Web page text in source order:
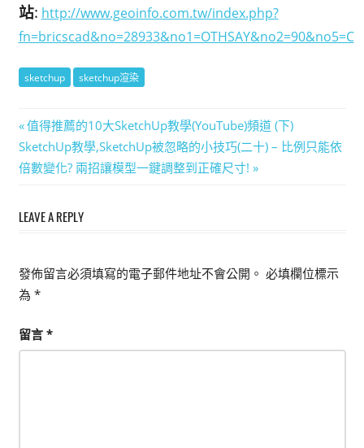
站: http://www.geoinfo.com.tw/index.php?
fn=bricscad&no=28933&no1=OTHSAY&no2=90&no5=C
sketchup sketchup渲染
文
章
覽
Previous
Post:
值得推薦的10大SketchUp教學(YouTube)頻道 (下)
Next
Post:
SketchUp教學,SketchUp被忽略的小技巧(二十) – 比例只能依
倍數變化? 兩招讓模型一鍵調整到正確尺寸!
LEAVE A REPLY
發佈留言必須填寫的電子郵件地址不會公開。 必填欄位標示
為 *
留言 *